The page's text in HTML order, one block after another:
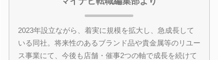
2023年設立ながら、着実に規模を拡大し、急成長して
いる同社。将来性のあるブランド品や貴金属等のリユー
ス事業にて、今後も店舗・催事2つの軸で成長を続けて